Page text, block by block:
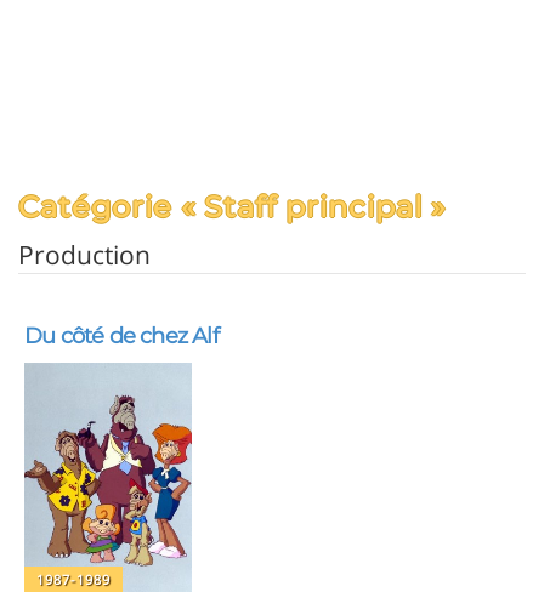
Catégorie « Staff principal »
Production
Du côté de chez Alf
1987-1989